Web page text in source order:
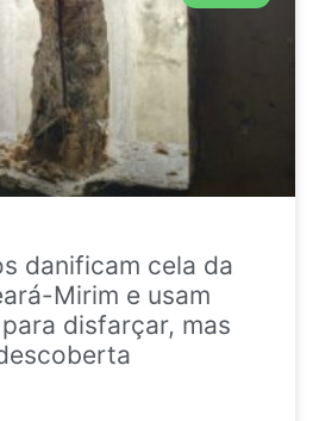
danificam cela da
Mirim e usam
para disfarçar, mas